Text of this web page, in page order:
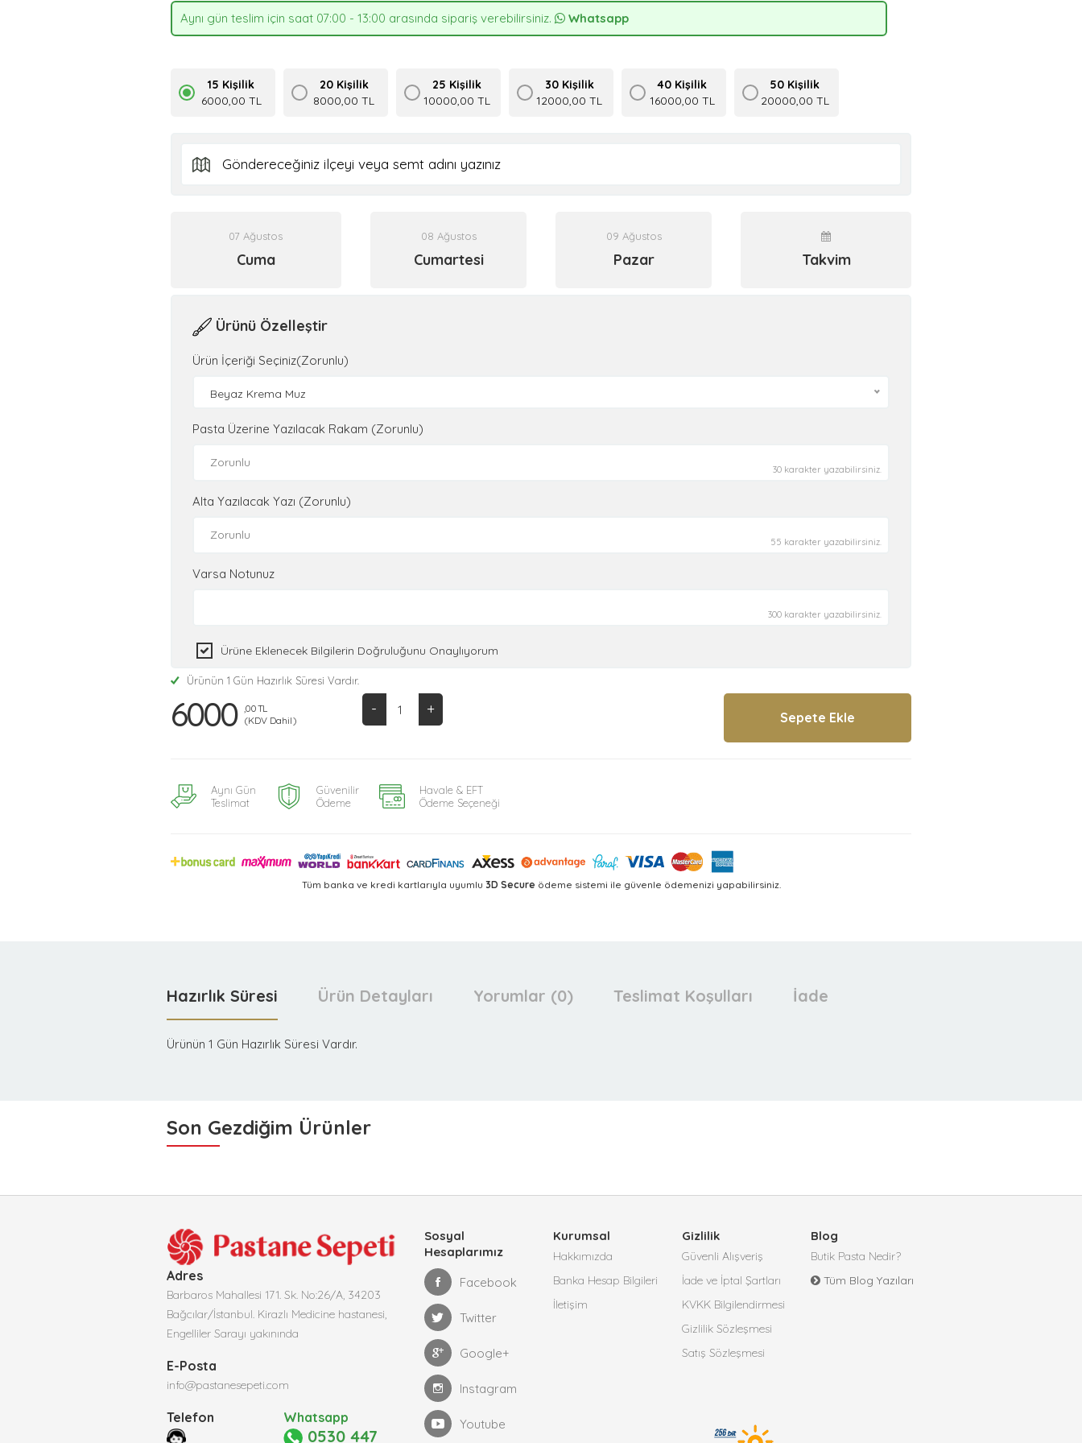
Aynı gün teslim için saat 07:00 - 13:00 arasında sipariş verebilirsiniz. Whatsapp
15 Kişilik
6000,00 TL
20 Kişilik
8000,00 TL
25 Kişilik
10000,00 TL
30 Kişilik
12000,00 TL
40 Kişilik
16000,00 TL
50 Kişilik
20000,00 TL
07 Ağustos
Cuma
08 Ağustos
Cumartesi
09 Ağustos
Pazar Takvim
Ürünü Özelleştir
Ürün İçeriği Seçiniz(Zorunlu)
Beyaz Krema Muz
Pasta Üzerine Yazılacak Rakam (Zorunlu)
30 karakter yazabilirsiniz.
Alta Yazılacak Yazı (Zorunlu)
55 karakter yazabilirsiniz.
Varsa Notunuz
300 karakter yazabilirsiniz.
Ürüne Eklenecek Bilgilerin Doğruluğunu Onaylıyorum
Ürünün 1 Gün Hazırlık Süresi Vardır.
6000
,00 TL
(KDV Dahil)
+
-
Aynı Gün
Teslimat
Güvenilir
Ödeme
Havale & EFT
Ödeme Seçeneği
Tüm banka ve kredi kartlarıyla uyumlu 3D Secure ödeme sistemi ile güvenle ödemenizi yapabilirsiniz.
Hazırlık Süresi Ürün Detayları Yorumlar (0) Teslimat Koşulları İade
Ürünün 1 Gün Hazırlık Süresi Vardır.
Son Gezdiğim Ürünler
Adres
Barbaros Mahallesi 171. Sk. No:26/A, 34203
Bağcılar/İstanbul. Kirazlı Medicine hastanesi,
Engelliler Sarayı yakınında
E-Posta
info@pastanesepeti.com
Telefon Whatsapp
0530 447
Sosyal
Hesaplarımız
Facebook
Twitter
Google+
Instagram
Youtube
Kurumsal
Hakkımızda
Banka Hesap Bilgileri
İletişim
Gizlilik
Güvenli Alışveriş
İade ve İptal Şartları
KVKK Bilgilendirmesi
Gizlilik Sözleşmesi
Satış Sözleşmesi
Blog
Butik Pasta Nedir?
Tüm Blog Yazıları